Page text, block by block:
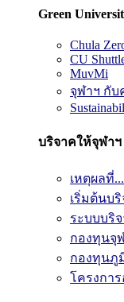
Green
Chula
CU
MuvMi
จุฬาฯ กับ
บริจาคให้จุฬาฯ
เหตุผลที่
เริ่มต้นบ
ระบบบริ
กองทุนจุ
กองทุนภู
โครงกา